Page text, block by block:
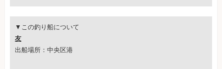
▼この釣り船について
友
出船場所：中央区港